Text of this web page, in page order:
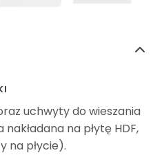
uchwyty do wieszania
na płytę HDF,
na płycie).